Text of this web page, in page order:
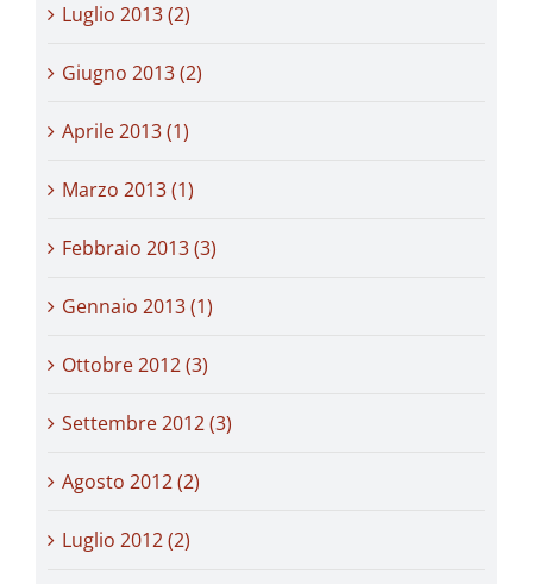
Luglio 2013 (2)
Giugno 2013 (2)
Aprile 2013 (1)
Marzo 2013 (1)
Febbraio 2013 (3)
Gennaio 2013 (1)
Ottobre 2012 (3)
Settembre 2012 (3)
Agosto 2012 (2)
Luglio 2012 (2)